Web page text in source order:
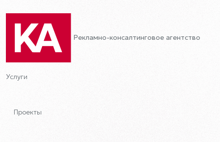
Рекламно-консалтинговое агентство
Услуги
Проекты